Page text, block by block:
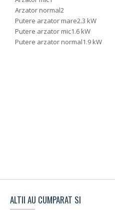
Arzator normal2
Putere arzator mare2.3 kW
Putere arzator mic1.6 kW
Putere arzator normal1.9 kW
ALTII AU CUMPARAT SI